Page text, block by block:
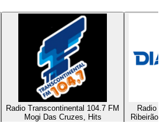
Radio Transcontinental 104.7 FM
Mogi Das Cruzes, Hits
Radio
Ribeirão